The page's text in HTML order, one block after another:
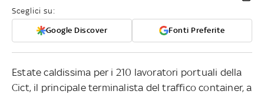
Sceglici su:
Google Discover Fonti Preferite
Estate caldissima per i 210 lavoratori portuali della
Cict, il principale terminalista del traffico container, a